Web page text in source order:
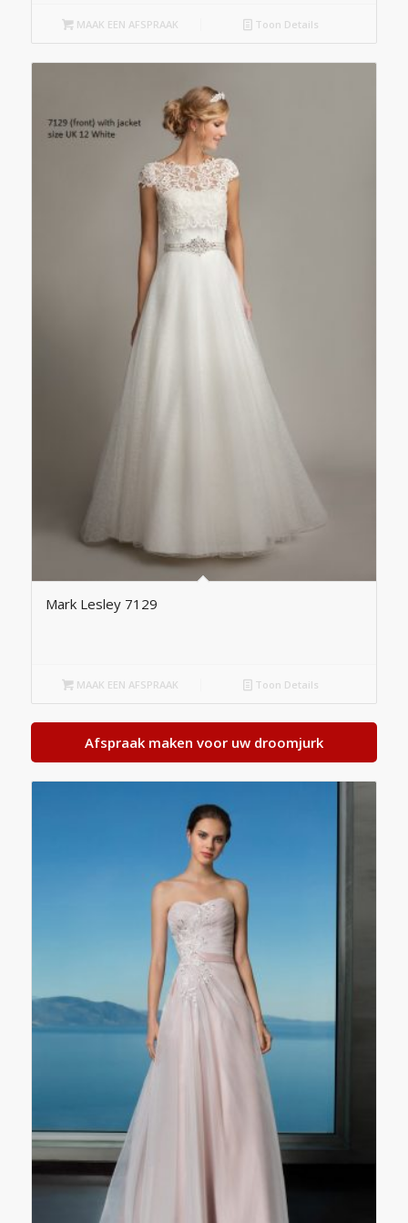
MAAK EEN AFSPRAAK Toon Details
Mark Lesley 7129
MAAK EEN AFSPRAAK Toon Details
Afspraak maken voor uw droomjurk